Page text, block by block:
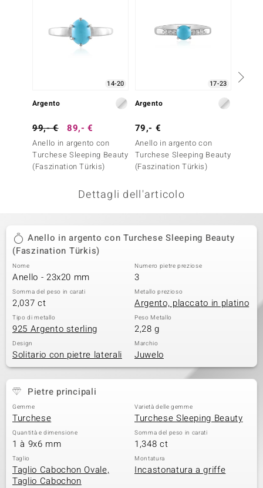
14-20
Argento
99,- € 89,- €
Anello in argento con
Turchese Sleeping Beauty
(Faszination Türkis)
17-23
Argento
79,- €
Anello in argento con
Turchese Sleeping Beauty
(Faszination Türkis)
Dettagli dell'articolo
Anello in argento con Turchese Sleeping Beauty
(Faszination Türkis)
Nome
Anello - 23x20 mm
Numero pietre preziose
3
Somma del peso in carati
2,037 ct
Metallo prezioso
Argento, placcato in platino
Tipo di metallo
925 Argento sterling
Peso Metallo
2,28 g
Design
Solitario con pietre laterali
Marchio
Juwelo
Pietre principali
Gemme
Turchese
Varietà delle gemme
Turchese Sleeping Beauty
Quantità e dimensione
1 à 9x6 mm
Somma del peso in carati
1,348 ct
Taglio
Taglio Cabochon Ovale,
Taglio Cabochon
Montatura
Incastonatura a griffe